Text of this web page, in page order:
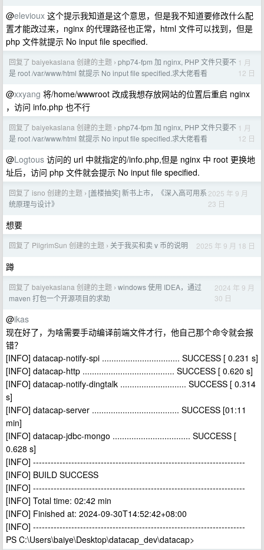
@elevioux 这个提示我知道是这个意思，但是我不知道要修改什么配
置才能改过来，nginx 的代理路径也正常，html 文件可以找到，但是
php 文件就提示 No input file specified.
回复了 baiyekaslana 创建的主题 › php74-fpm 加 nginx, PHP 文件只要不
是 root /var/www/html 就提示 No input file specified.求大佬看看
1 月
12 日
@xxyang 将/home/wwwroot 改成我想存放网站的位置后重启 nginx
，访问 info.php 也不行
回复了 baiyekaslana 创建的主题 › php74-fpm 加 nginx, PHP 文件只要不
是 root /var/www/html 就提示 No input file specified.求大佬看看
1 月
12 日
@Logtous 访问的 url 中就指定的/info.php,但是 nginx 中 root 更换地
址后，访问 php 文件就会提示 No input file specified.
回复了 isno 创建的主题 › [盖楼抽奖] 新书上市，《深入高可用系
统原理与设计》
2025 年 9 月
23 日
想要
回复了 PilgrimSun 创建的主题 › 关于我买和卖 v 币的说明 2025 年 9 月 18 日
蹲
回复了 baiyekaslana 创建的主题 › windows 使用 IDEA，通过
maven 打包一个开源项目的求助
2024 年 9 月
30 日
@ikas
现在好了，为啥需要手动编译前端文件才行，他自己那个命令就会报
错？
[INFO] datacap-notify-spi ................................. SUCCESS [ 0.231 s]
[INFO] datacap-http ....................................... SUCCESS [ 0.620 s]
[INFO] datacap-notify-dingtalk ............................ SUCCESS [ 0.314
s]
[INFO] datacap-server ..................................... SUCCESS [01:11
min]
[INFO] datacap-jdbc-mongo ................................. SUCCESS [
0.628 s]
[INFO] ------------------------------------------------------------------------
[INFO] BUILD SUCCESS
[INFO] ------------------------------------------------------------------------
[INFO] Total time: 02:42 min
[INFO] Finished at: 2024-09-30T14:52:42+08:00
[INFO] ------------------------------------------------------------------------
PS C:\Users\baiye\Desktop\datacap_dev\datacap>